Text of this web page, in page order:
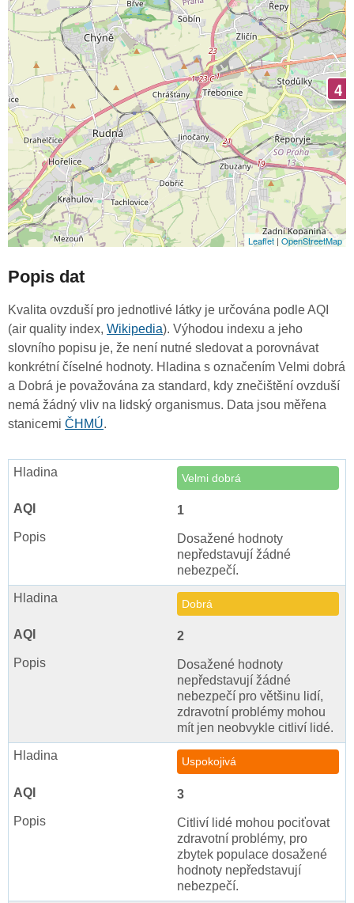
4
Leaflet | OpenStreetMap
Popis dat
Kvalita ovzduší pro jednotlivé látky je určována podle AQI
(air quality index, Wikipedia). Výhodou indexu a jeho
slovního popisu je, že není nutné sledovat a porovnávat
konkrétní číselné hodnoty. Hladina s označením Velmi dobrá
a Dobrá je považována za standard, kdy znečištění ovzduší
nemá žádný vliv na lidský organismus. Data jsou měřena
stanicemi ČHMÚ.
Velmi dobrá
1
Dosažené hodnoty
nepředstavují žádné
nebezpečí.
Dobrá
2
Dosažené hodnoty
nepředstavují žádné
nebezpečí pro většinu lidí,
zdravotní problémy mohou
mít jen neobvykle citliví lidé.
Uspokojivá
3
Citliví lidé mohou pociťovat
zdravotní problémy, pro
zbytek populace dosažené
hodnoty nepředstavují
nebezpečí.